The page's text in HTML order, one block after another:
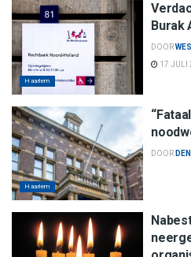
Haarlem
Burak
DOOR
17 JULI
Haarlem
DOOR